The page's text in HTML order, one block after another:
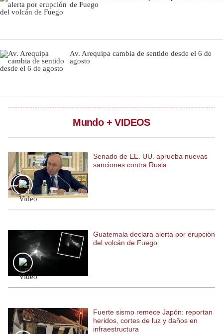
Fotogalerías
Política
De
Privacidad
Politica
De
Cookies
de Fuego
Av. Arequipa cambia de sentido desde el 6 de
agosto
Mundo + VIDEOS
Senado de EE. UU. aprueba nuevas
sanciones contra Rusia
Guatemala declara alerta por erupción
del volcán de Fuego
Fuerte sismo remece Japón: reportan
heridos, cortes de luz y daños en
infraestructura